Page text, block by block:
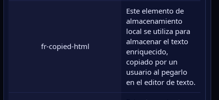
fr-copied-html
Este elemento de
almacenamiento
local se utiliza para
almacenar el texto
enriquecido,
copiado por un
usuario al pegarlo
en el editor de texto.